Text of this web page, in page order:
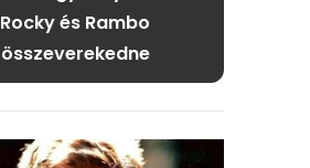
Rocky és Rambo
összeverekedne